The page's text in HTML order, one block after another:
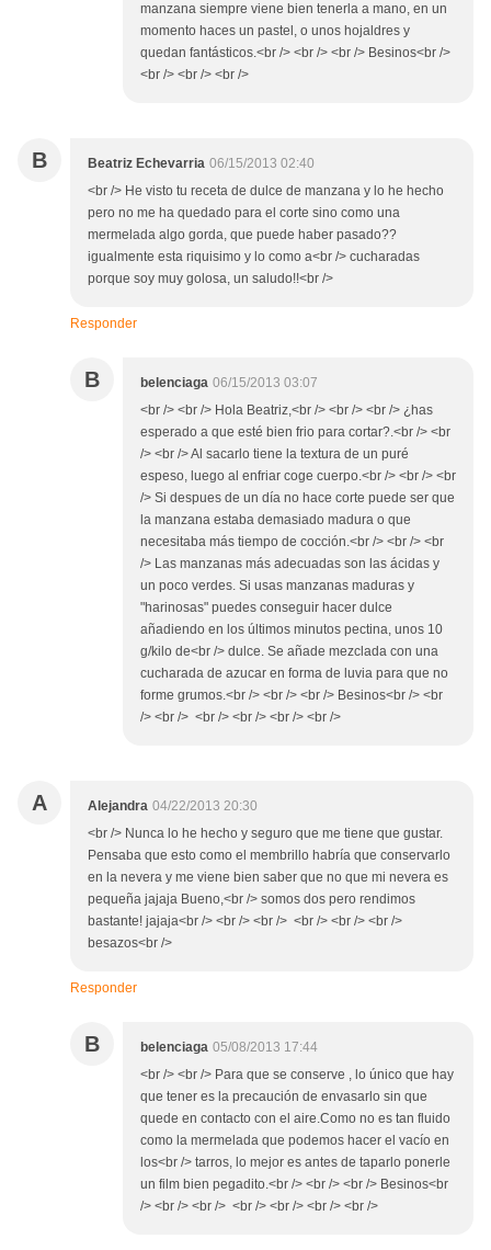
manzana siempre viene bien tenerla a mano, en un
momento haces un pastel, o unos hojaldres y
quedan fantásticos.<br /> <br /> <br /> Besinos<br />
<br /> <br /> <br />
B Beatriz Echevarria 06/15/2013 02:40
<br /> He visto tu receta de dulce de manzana y lo he hecho
pero no me ha quedado para el corte sino como una
mermelada algo gorda, que puede haber pasado??
igualmente esta riquisimo y lo como a<br /> cucharadas
porque soy muy golosa, un saludo!!<br />
Responder
B belenciaga 06/15/2013 03:07
<br /> <br /> Hola Beatriz,<br /> <br /> <br /> ¿has
esperado a que esté bien frio para cortar?.<br /> <br
/> <br /> Al sacarlo tiene la textura de un puré
espeso, luego al enfriar coge cuerpo.<br /> <br /> <br
/> Si despues de un día no hace corte puede ser que
la manzana estaba demasiado madura o que
necesitaba más tiempo de cocción.<br /> <br /> <br
/> Las manzanas más adecuadas son las ácidas y
un poco verdes. Si usas manzanas maduras y
"harinosas" puedes conseguir hacer dulce
añadiendo en los últimos minutos pectina, unos 10
g/kilo de<br /> dulce. Se añade mezclada con una
cucharada de azucar en forma de luvia para que no
forme grumos.<br /> <br /> <br /> Besinos<br /> <br
/> <br /> <br /> <br /> <br /> <br />
A Alejandra 04/22/2013 20:30
<br /> Nunca lo he hecho y seguro que me tiene que gustar.
Pensaba que esto como el membrillo habría que conservarlo
en la nevera y me viene bien saber que no que mi nevera es
pequeña jajaja Bueno,<br /> somos dos pero rendimos
bastante! jajaja<br /> <br /> <br /> <br /> <br /> <br />
besazos<br />
Responder
B belenciaga 05/08/2013 17:44
<br /> <br /> Para que se conserve , lo único que hay
que tener es la precaución de envasarlo sin que
quede en contacto con el aire.Como no es tan fluido
como la mermelada que podemos hacer el vacío en
los<br /> tarros, lo mejor es antes de taparlo ponerle
un film bien pegadito.<br /> <br /> <br /> Besinos<br
/> <br /> <br /> <br /> <br /> <br /> <br />